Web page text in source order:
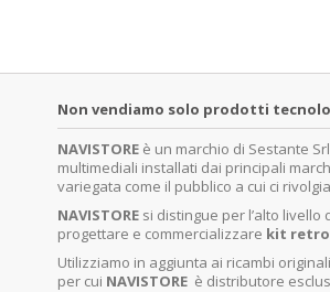
Non vendiamo solo prodotti
NAVISTORE è un marchio di Sestante
multimediali installati dai principali
variegata come il pubblico a cui ci
NAVISTORE si distingue per l’alto
progettare e commercializzare kit
Utilizziamo in aggiunta ai ricambi
per cui NAVISTORE è distributore